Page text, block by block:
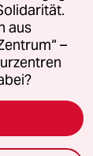
AGB
aus
–